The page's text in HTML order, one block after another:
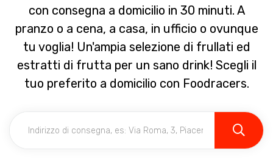
con consegna a domicilio in 30 minuti. A
pranzo o a cena, a casa, in ufficio o ovunque
tu voglia! Un'ampia selezione di frullati ed
estratti di frutta per un sano drink! Scegli il
tuo preferito a domicilio con Foodracers.